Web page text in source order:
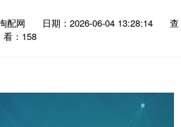
配网 日期：2026-06-04 13:28:14
查
看：158